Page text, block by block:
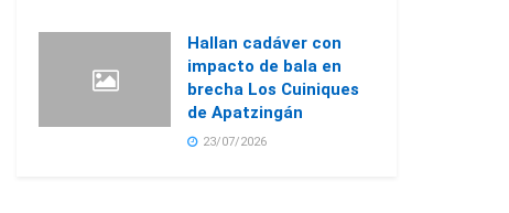
Hallan cadáver con
impacto de bala en
brecha Los Cuiniques
de Apatzingán
23/07/2026